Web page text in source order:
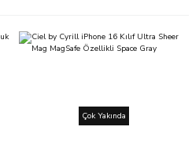
Çok Yakında